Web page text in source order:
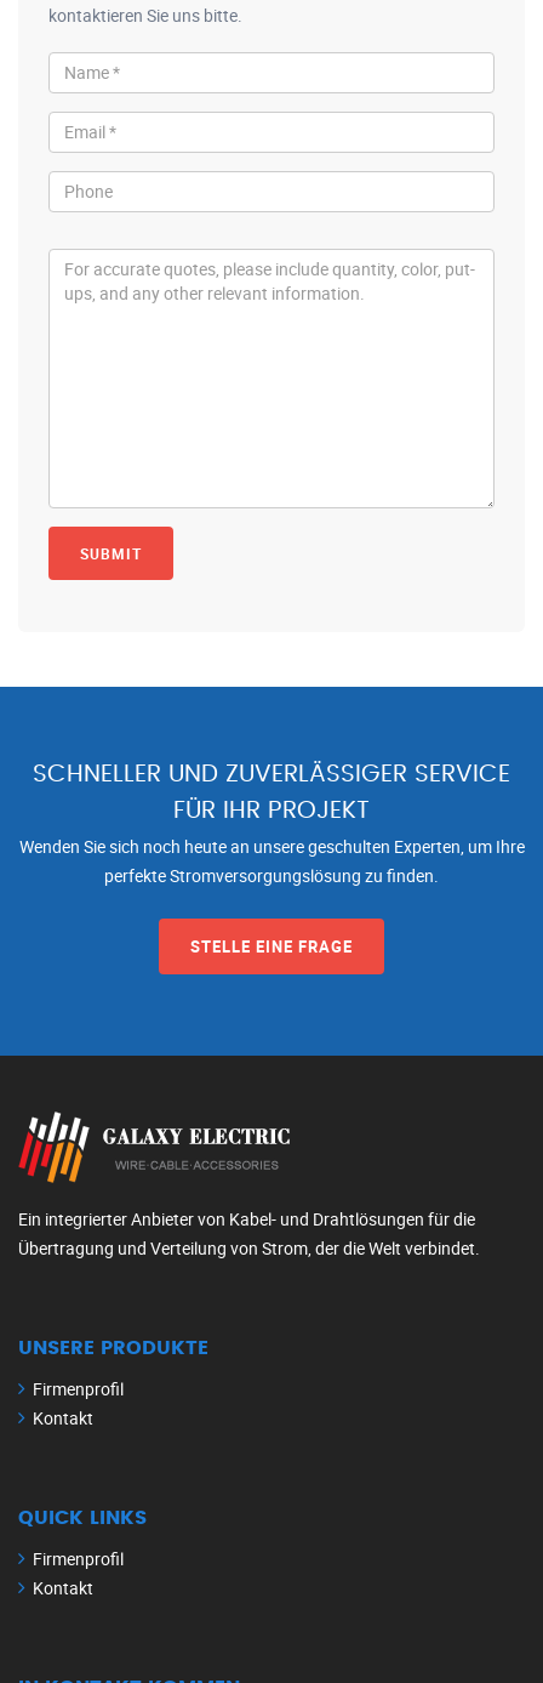
kontaktieren Sie uns bitte.
SCHNELLER UND ZUVERLÄSSIGER SERVICE
FÜR IHR PROJEKT
Wenden Sie sich noch heute an unsere geschulten Experten, um Ihre
perfekte Stromversorgungslösung zu finden.
STELLE EINE FRAGE
Ein integrierter Anbieter von Kabel- und Drahtlösungen für die
Übertragung und Verteilung von Strom, der die Welt verbindet.
UNSERE PRODUKTE
Firmenprofil
Kontakt
QUICK LINKS
Firmenprofil
Kontakt